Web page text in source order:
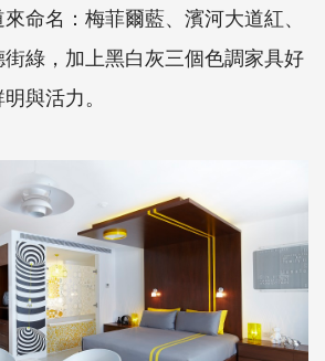
命名：梅菲爾藍、濱河大道紅、
綠，加上黑白灰三個色調家具好
與活力。